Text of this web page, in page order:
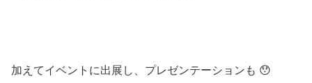
加えてイベントに出展し、プレゼンテーションも 😯